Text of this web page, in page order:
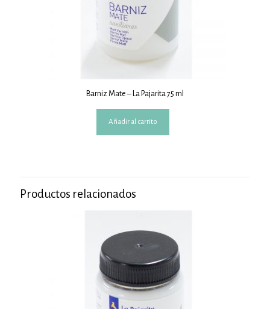
Barniz Mate – La Pajarita 75 ml
Añadir al carrito
Productos relacionados